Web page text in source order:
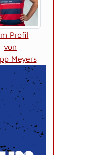
Profil
von
Meyers